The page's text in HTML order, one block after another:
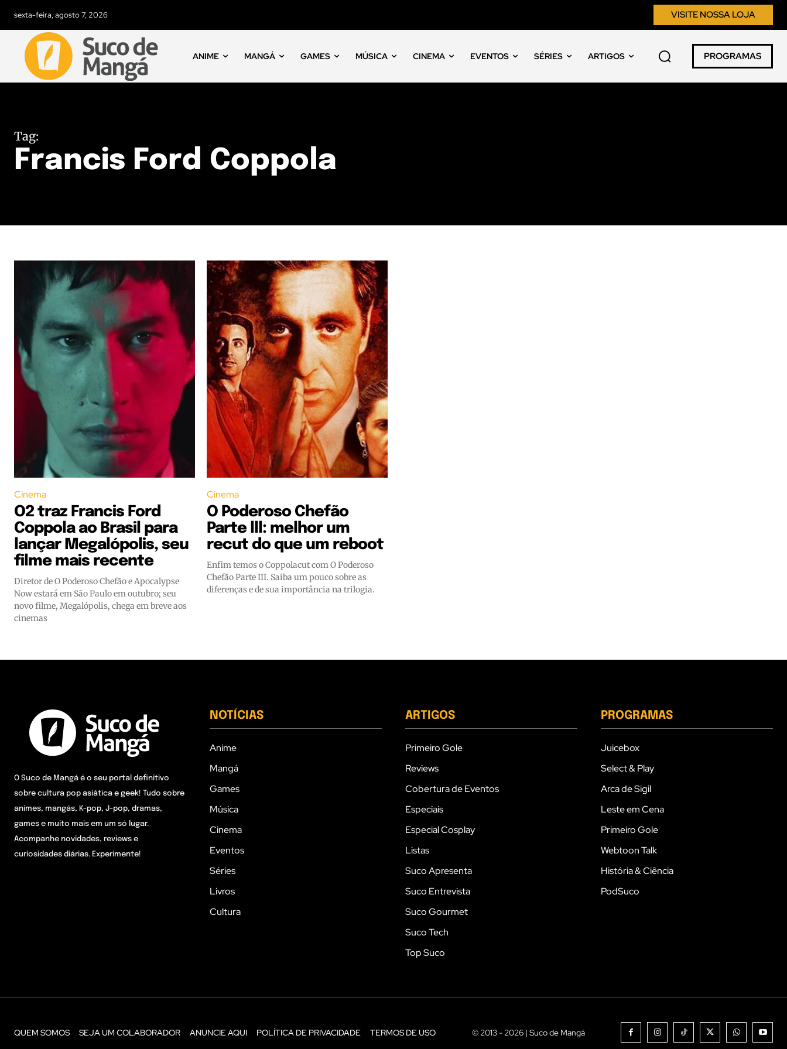
sexta-feira, agosto 7, 2026 VISITE NOSSA LOJA
ANIME MANGÁ GAMES MÚSICA CINEMA EVENTOS SÉRIES ARTIGOS PROGRAMAS
Tag:
Francis Ford Coppola
Cinema
O2 traz Francis Ford
Coppola ao Brasil para
lançar Megalópolis, seu
filme mais recente
Diretor de O Poderoso Chefão e Apocalypse
Now estará em São Paulo em outubro; seu
novo filme, Megalópolis, chega em breve aos
cinemas
Cinema
O Poderoso Chefão
Parte lll: melhor um
recut do que um reboot
Enfim temos o Coppolacut com O Poderoso
Chefão Parte III. Saiba um pouco sobre as
diferenças e de sua importância na trilogia.
O Suco de Mangá é o seu portal definitivo
sobre cultura pop asiática e geek! Tudo sobre
animes, mangás, K-pop, J-pop, dramas,
games e muito mais em um só lugar.
Acompanhe novidades, reviews e
curiosidades diárias. Experimente!
NOTÍCIAS
Anime
Mangá
Games
Música
Cinema
Eventos
Séries
Livros
Cultura
ARTIGOS
Primeiro Gole
Reviews
Cobertura de Eventos
Especiais
Especial Cosplay
Listas
Suco Apresenta
Suco Entrevista
Suco Gourmet
Suco Tech
Top Suco
PROGRAMAS
Juicebox
Select & Play
Arca de Sigil
Leste em Cena
Primeiro Gole
Webtoon Talk
História & Ciência
PodSuco
QUEM SOMOS SEJA UM COLABORADOR ANUNCIE AQUI POLÍTICA DE PRIVACIDADE TERMOS DE USO © 2013 - 2026 | Suco de Mangá